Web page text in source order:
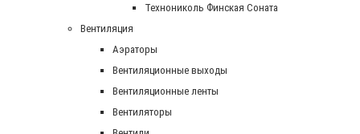
Технониколь Финская Соната
Вентиляция
Аэраторы
Вентиляционные выходы
Вентиляционные ленты
Вентиляторы